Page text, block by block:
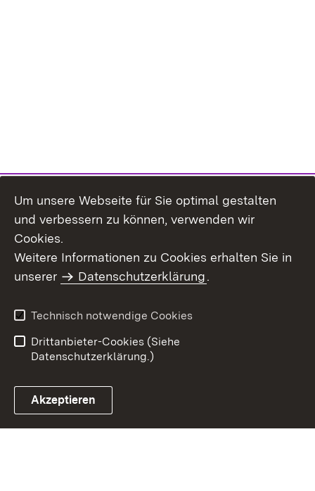
Benutzungshinweise
Erklärung zur
Um unsere Webseite für Sie optimal gestalten
und verbessern zu können, verwenden wir
Cookies.
Weitere Informationen zu Cookies erhalten Sie in
unserer
Datenschutzerklärung.
Technisch notwendige Cookies
Drittanbieter-Cookies (Siehe
Datenschutzerklärung.)
Akzeptieren